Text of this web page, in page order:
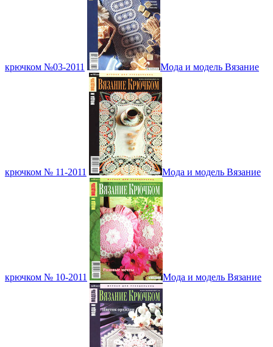
крючком №03-2011 Мода и модель Вязание
крючком № 11-2011 Мода и модель Вязание
крючком № 10-2011 Мода и модель Вязание